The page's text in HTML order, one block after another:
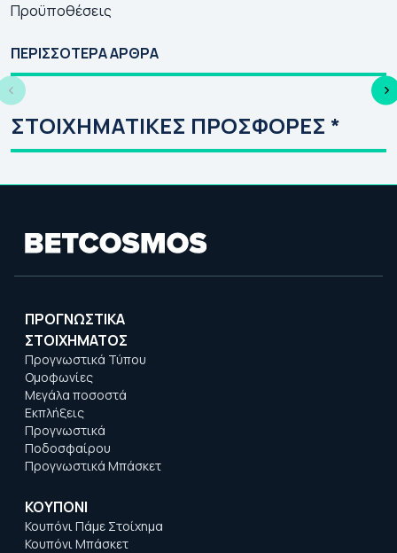
Προϋποθέσεις
ΠΕΡΙΣΣΟΤΕΡΑ ΑΡΘΡΑ
💯Τα ματς που
στοιχηματικός
Τύπος (09/08)
|
ΣΤΟΙΧΗΜΑΤΙΚΕΣ ΠΡΟΣΦΟΡΕΣ *
ΠΡΟΓΝΩΣΤΙΚΑ
ΣΤΟΙΧΗΜΑΤΟΣ
Προγνωστικά Τύπου
Ομοφωνίες
Μεγάλα ποσοστά
Εκπλήξεις
Προγνωστικά
Ποδοσφαίρου
Προγνωστικά Μπάσκετ
ΚΟΥΠΟΝΙ
Κουπόνι Πάμε Στοίχημα
Κουπόνι Μπάσκετ